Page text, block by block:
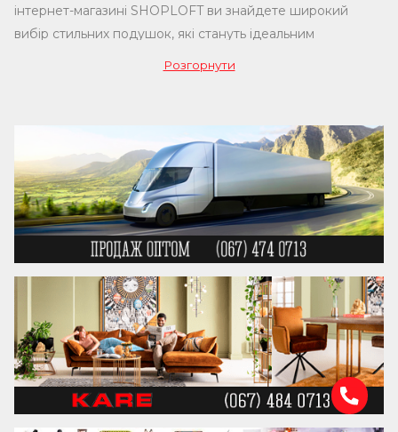
інтернет-магазині SHOPLOFT ви знайдете широкий
вибір стильних подушок, які стануть ідеальним
подушок, які стануть акцентом вашого інтер’єру.
Наша колекція подушок включає різні типи, кольори,
форми та матеріали. Тут ви знайдете як класичні
інтер'єрні подушки, так і сучасні моделі, які підійдуть для
будь-якого стилю – скандинавського, бохо, лофту або
мінімалізму. Вибирайте з асортименту, де є подушки на
подарунок для близьких, дизайнерські варіанти для
додаткового комфорту та декоративні подушки для
інтер'єру вашої спальні, вітальні чи дитячої кімнати.
Ми пропонуємом'які подушкиз якісних
подушки для дивана такрісла.Особливою
популярністю користуються наші подушки з
Розгорнути